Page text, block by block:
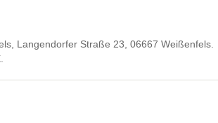
Langendorfer Straße 23, 06667 Weißenfels.